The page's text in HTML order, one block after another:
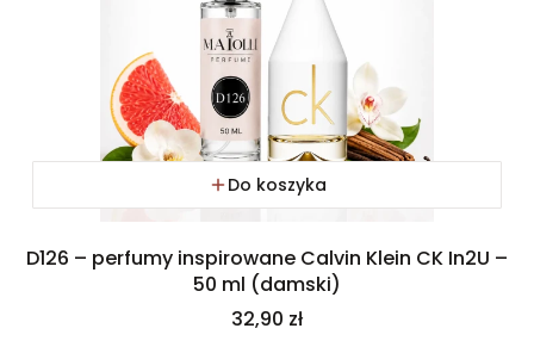
Do koszyka
D126 – perfumy inspirowane Calvin Klein CK In2U –
50 ml (damski)
Cena
32,90 zł